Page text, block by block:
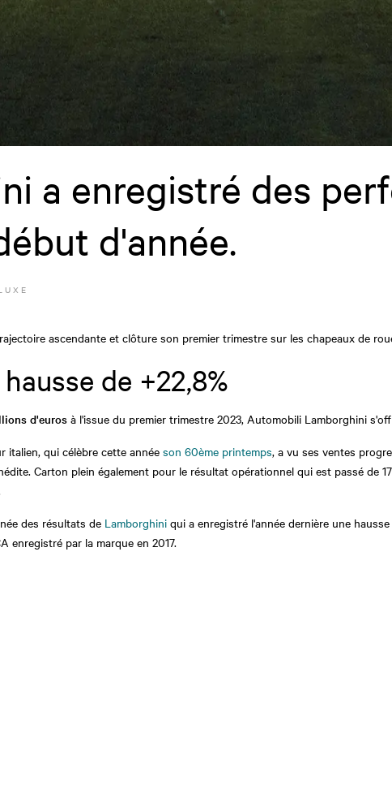
a enregistré des
d'année.
ascendante et clôture son premier trimestre sur les chapeaux de
de +22,8%
d'euros à l'issue du premier trimestre 2023, Automobili Lamborghini
italien, qui célèbre cette annéeson 60ème printemps, a vu ses ventes
Carton plein également pour le résultat opérationnel qui est passé de
des résultats de Lamborghini qui a enregistré l'année dernière une
enregistré par la marque en 2017.